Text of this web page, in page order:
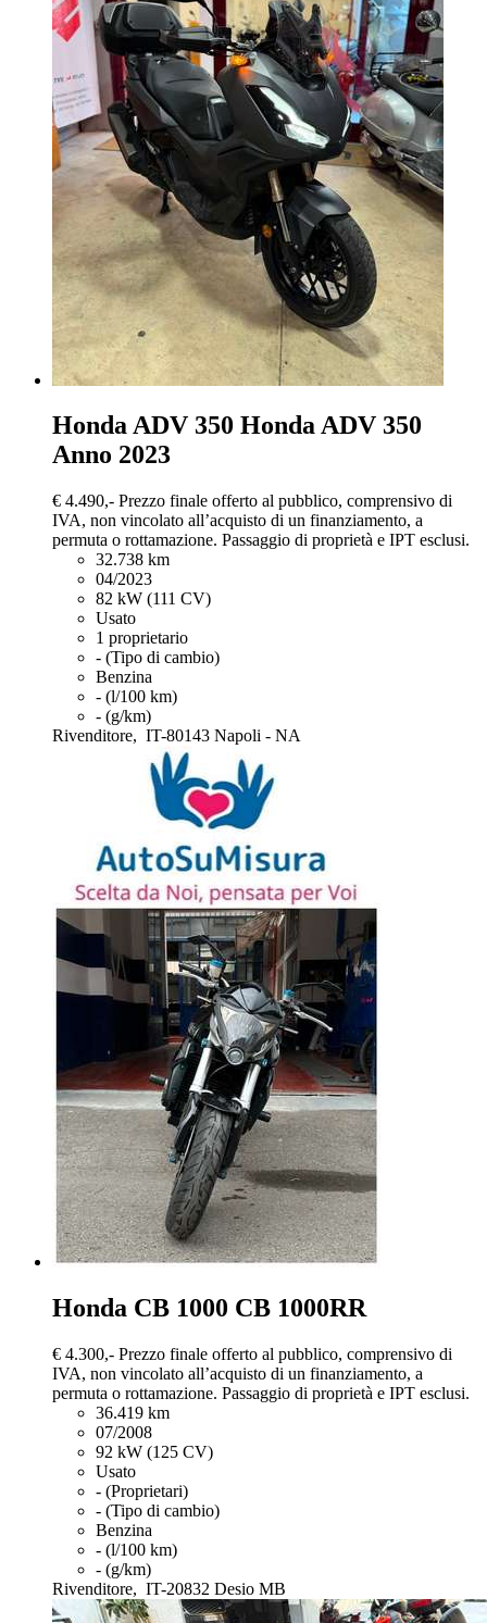
Honda ADV 350 Honda ADV 350
Anno 2023
€ 4.490,- Prezzo finale offerto al pubblico, comprensivo di
IVA, non vincolato all’acquisto di un finanziamento, a
permuta o rottamazione. Passaggio di proprietà e IPT esclusi.
32.738 km
04/2023
82 kW (111 CV)
Usato
1 proprietario
- (Tipo di cambio)
Benzina
- (l/100 km)
- (g/km)
Rivenditore, IT-80143 Napoli - NA
Honda CB 1000 CB 1000RR
€ 4.300,- Prezzo finale offerto al pubblico, comprensivo di
IVA, non vincolato all’acquisto di un finanziamento, a
permuta o rottamazione. Passaggio di proprietà e IPT esclusi.
36.419 km
07/2008
92 kW (125 CV)
Usato
- (Proprietari)
- (Tipo di cambio)
Benzina
- (l/100 km)
- (g/km)
Rivenditore, IT-20832 Desio MB